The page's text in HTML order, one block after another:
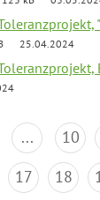
25.04.2024
... 10
17 18